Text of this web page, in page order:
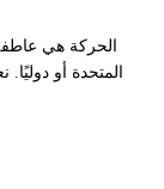
الحركة هي عاطفة
المتحدة أو